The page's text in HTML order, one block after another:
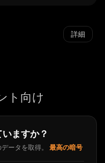
詳細
ト向け
ますか？
ータを取得。
最高の暗号